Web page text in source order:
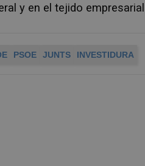
y en el tejido
PSOE JUNTS INVESTIDURA